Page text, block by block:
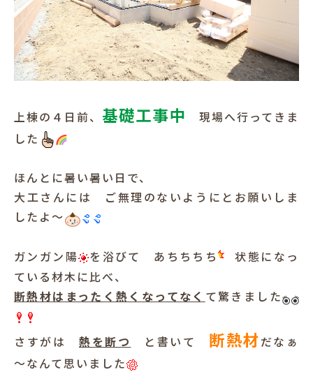
上棟の４日前、 基礎工事中
現場へ行ってきま
した
ほんとに暑い暑い日で、
大工さんには ご無理のないようにとお願いしま
したよ～
ガンガン陽 を浴びて あちちちち
状態になっ
ている材木に比べ、
断熱材はまったく熱くなってなく て驚きました
さすがは 熱を断つ と書いて 断熱材だなぁ
～なんて思いました